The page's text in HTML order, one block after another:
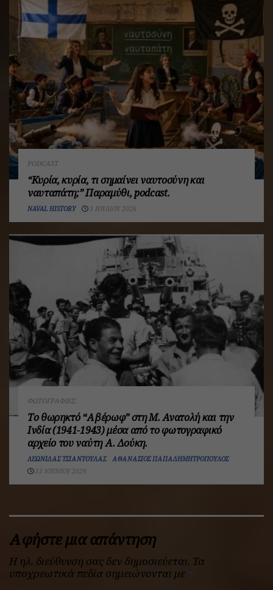
PODCAST
“Κυρία, κυρία, τι σημαίνει ναυτοσύνη και
ναυταπάτη;” Παραμύθι, podcast.
NAVAL HISTORY 3 ΙΟΥΛΊΟΥ 2026
ΦΩΤΟΓΡΑΦΊΕΣ
Το θωρηκτό “Αβέρωφ” στη Μ. Ανατολή και την
Ινδία (1941-1943) μέσα από το φωτογραφικό
αρχείο του ναύτη Α. Δούκη.
ΛΕΩΝΊΔΑΣ ΤΣΙΑΝΤΟΎΛΑΣ
ΑΘΑΝΆΣΙΟΣ ΠΑΠΑΔΗΜΗΤΡΌΠΟΥΛΟΣ
13 ΙΟΥΝΊΟΥ 2026
Αφήστε μια απάντηση
Η ηλ. διεύθυνση σας δεν δημοσιεύεται. Τα
υποχρεωτικά πεδία σημειώνονται με *